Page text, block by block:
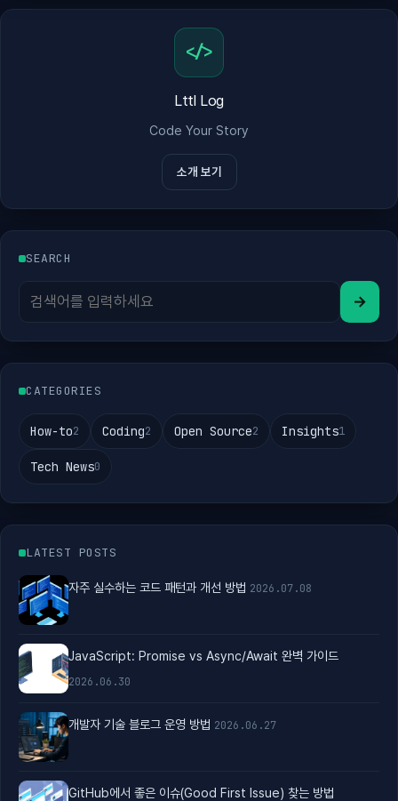
</>
Lttl Log
Code Your Story
소개 보기
SEARCH
→
CATEGORIES
How-to2 Coding2 Open Source2 Insights1
Tech News0
LATEST POSTS
자주 실수하는 코드 패턴과 개선 방법 2026.07.08
JavaScript: Promise vs Async/Await 완벽 가이드
2026.06.30
개발자 기술 블로그 운영 방법 2026.06.27
GitHub에서 좋은 이슈(Good First Issue) 찾는 방법